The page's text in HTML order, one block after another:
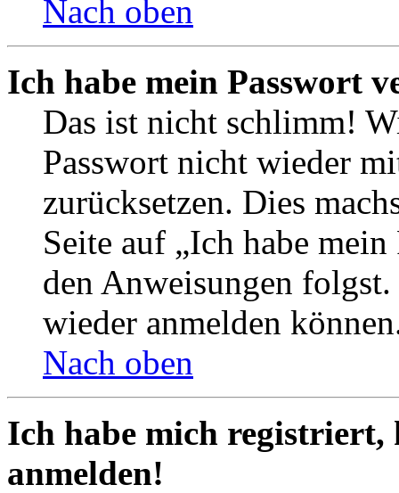
Nach oben
Ich habe mein Passwort
Das ist nicht schlimm!
Passwort nicht wieder
zurücksetzen. Dies
Seite auf „Ich habe
den Anweisungen
wieder anmelden
Nach oben
Ich habe mich
anmelden!